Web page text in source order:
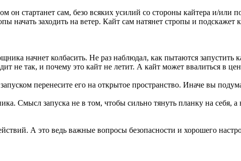
он стартанет сам, безо всяких усилий со стороны кайтера и/или
начать заходить на ветер. Кайт сам натянет стропы и подскажет
начнет колбасить. Не раз наблюдал, как пытаются запустить
не так, и почему это кайт не летит. А кайт может ввалиться в
перенесите его на открытое пространство. Иначе вы
Смысл запуска не в том, чтобы сильно тянуть планку на себя,
А это ведь важные вопросы безопасности и хорошего